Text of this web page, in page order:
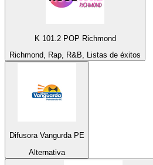
K 101.2 POP Richmond
Richmond, Rap, R&B, Listas de éxitos
Difusora Vangurda PE
Alternativa